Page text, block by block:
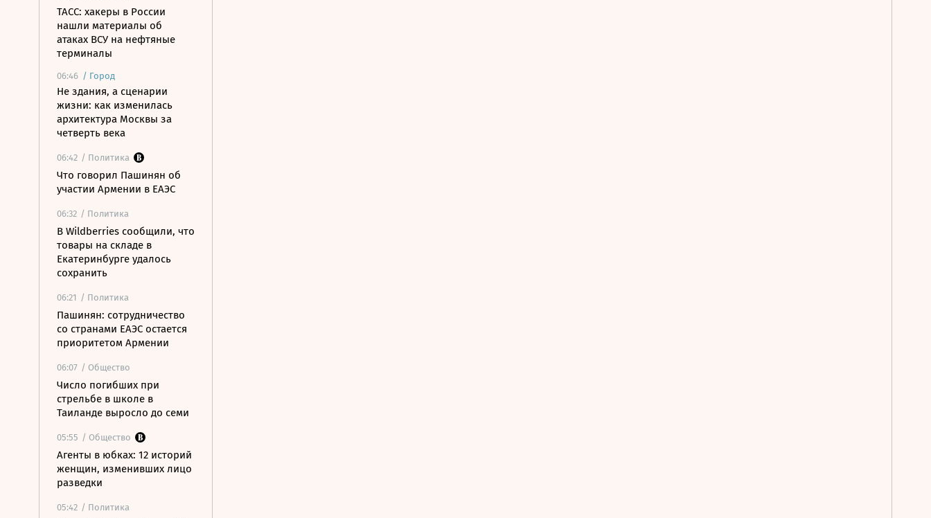
ТАСС: хакеры в России
нашли материалы об
атаках ВСУ на нефтяные
терминалы
06:46 / Город
Не здания, а сценарии
жизни: как изменилась
архитектура Москвы за
четверть века
06:42 / Политика
Что говорил Пашинян об
участии Армении в ЕАЭС
06:32 / Политика
В Wildberries сообщили, что
товары на складе в
Екатеринбурге удалось
сохранить
06:21 / Политика
Пашинян: сотрудничество
со странами ЕАЭС остается
приоритетом Армении
06:07 / Общество
Число погибших при
стрельбе в школе в
Таиланде выросло до семи
05:55 / Общество
Агенты в юбках: 12 историй
женщин, изменивших лицо
разведки
05:42 / Политика